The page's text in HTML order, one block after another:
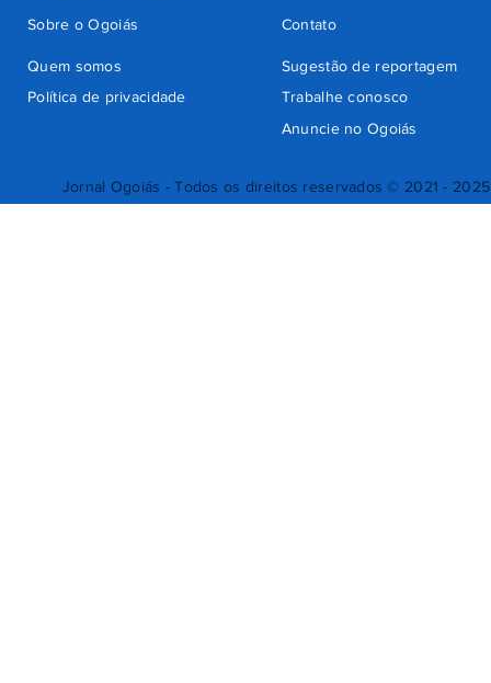
Jornal Ogoiás - Todos os direitos reservados © 2021 - 2025
Quem somos
Sugestão de reportagem
Trabalhe conosco
Política de privacidade
Anuncie no Ogoiás
Contato
Sobre o Ogoiás